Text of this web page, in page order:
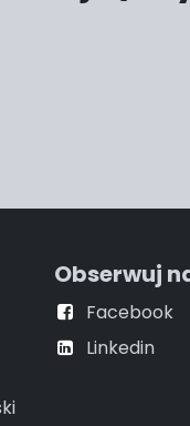
Obserwuj
Facebook
Linkedin